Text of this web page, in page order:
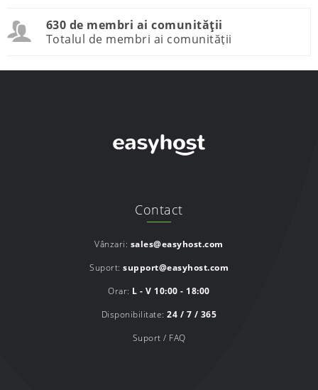
630 de membri ai comunității
Totalul de membri ai comunității
Contact
Vânzari: sales@easyhost.com
Suport: support@easyhost.com
Orar: L - V 10:00 - 18:00
Disponibilitate:24 / 7 / 365
Suport / FAQ